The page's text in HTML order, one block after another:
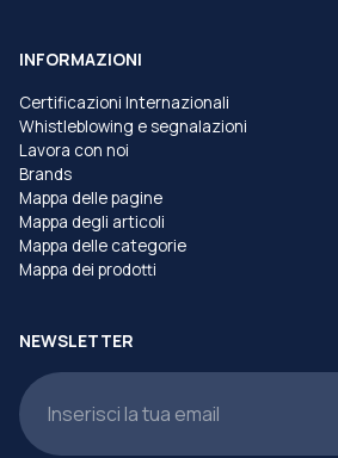
INFORMAZIONI
Certificazioni Internazionali
Whistleblowing e segnalazioni
Lavora con noi
Brands
Mappa delle pagine
Mappa degli articoli
Mappa delle categorie
Mappa dei prodotti
NEWSLETTER